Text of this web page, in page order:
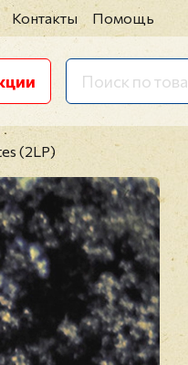
Контакты Помощь
(2LP)